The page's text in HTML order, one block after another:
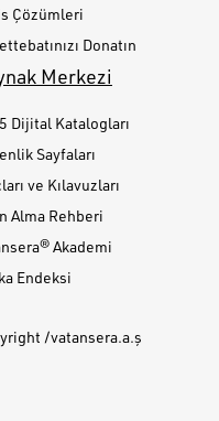
Çözümleri
Donatın
Merkezi
Dijital Katalogları
Sayfaları
ve Kılavuzları
Alma Rehberi
Akademi
Endeksi
/vatansera.a.ş